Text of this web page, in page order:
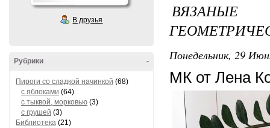
В друзья
-
Рубрики
Пироги со сладкой начинкой (68)
с яблоками (64)
с тыквой, морковью (3)
с грушей (3)
Библиотека (21)
Понедельник, 29
МК от Лена